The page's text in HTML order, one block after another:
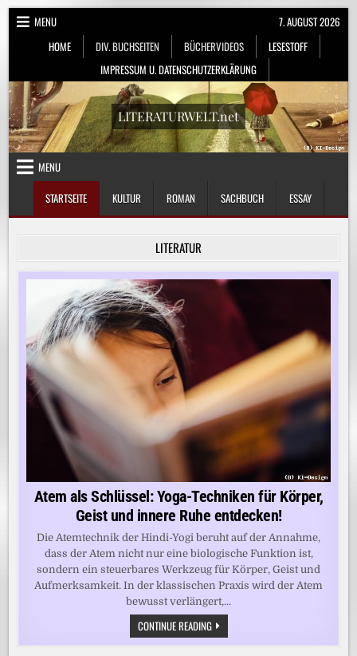
Skip
MENU
HOME
DIV. BUCHSEITEN BÜCHERVIDEOS
LESESTOFF
IMPRESSUM U. DATENSCHUTZERKLÄRUNG
7. AUGUST 2026
LITERATURWELT.net
MENU
STARTSEITE
KULTUR ROMAN SACHBUCH ESSAY
LITERATUR
Atem als Schlüssel: Yoga-Techniken für Körper,
Geist und innere Ruhe entdecken!
Die Atemtechnik der Hindi-Yogi beruht auf der Annahme,
dass der Atem nicht nur eine biologische Funktion ist,
sondern ein steuerbares Werkzeug für Körper, Geist und
Aufmerksamkeit. In der klassischen Praxis wird der Atem
bewusst verlängert,...
CONTINUE READINGATEM
ALS
SCHLÜSSEL: